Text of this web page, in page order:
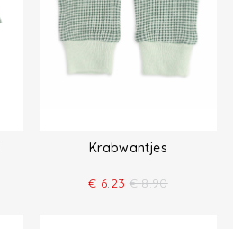
Krabwantjes
€ 6.23 € 8.90